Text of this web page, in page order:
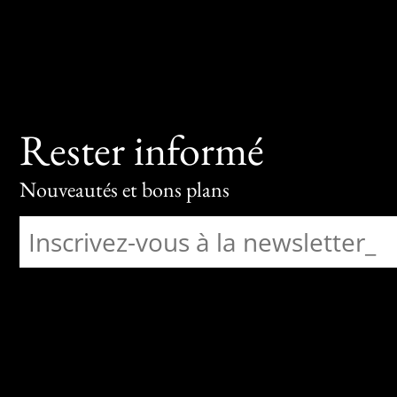
Rester informé
Nouveautés et bons plans